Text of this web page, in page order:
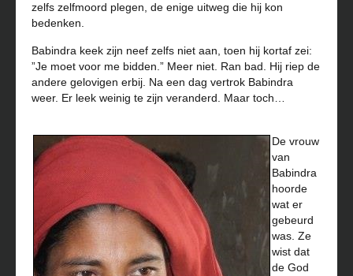
zelfs zelfmoord plegen, de enige uitweg die hij kon
bedenken.
Babindra keek zijn neef zelfs niet aan, toen hij kortaf zei:
”Je moet voor me bidden.” Meer niet. Ran bad. Hij riep de
andere gelovigen erbij. Na een dag vertrok Babindra
weer. Er leek weinig te zijn veranderd. Maar toch…
De vrouw
van
Babindra
hoorde
wat er
gebeurd
was. Ze
wist dat
de God